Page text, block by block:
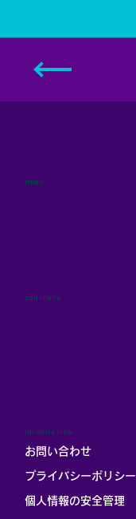
MENU
CONTENTS
INFORMATION
お問い合わせ
プライバシーポリシー
個人情報の安全管理